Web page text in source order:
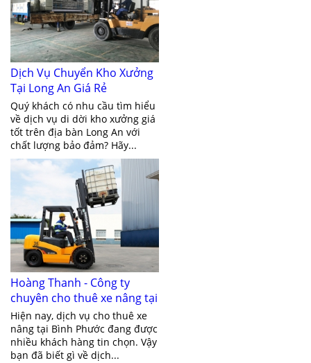
Dịch Vụ Chuyển Kho Xưởng
Tại Long An Giá Rẻ
Quý khách có nhu cầu tìm hiểu
về dịch vụ di dời kho xưởng giá
tốt trên địa bàn Long An với
chất lượng bảo đảm? Hãy...
Hoàng Thanh - Công ty
chuyên cho thuê xe nâng tại
Bình Phước
Hiện nay, dịch vụ cho thuê xe
nâng tại Bình Phước đang được
nhiều khách hàng tin chọn. Vậy
bạn đã biết gì về dịch...